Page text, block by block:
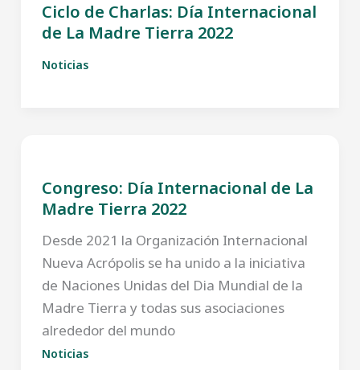
Ciclo de Charlas: Día Internacional
de La Madre Tierra 2022
Noticias
Congreso: Día Internacional de La
Madre Tierra 2022
Desde 2021 la Organización Internacional
Nueva Acrópolis se ha unido a la iniciativa
de Naciones Unidas del Dia Mundial de la
Madre Tierra y todas sus asociaciones
alrededor del mundo
Noticias